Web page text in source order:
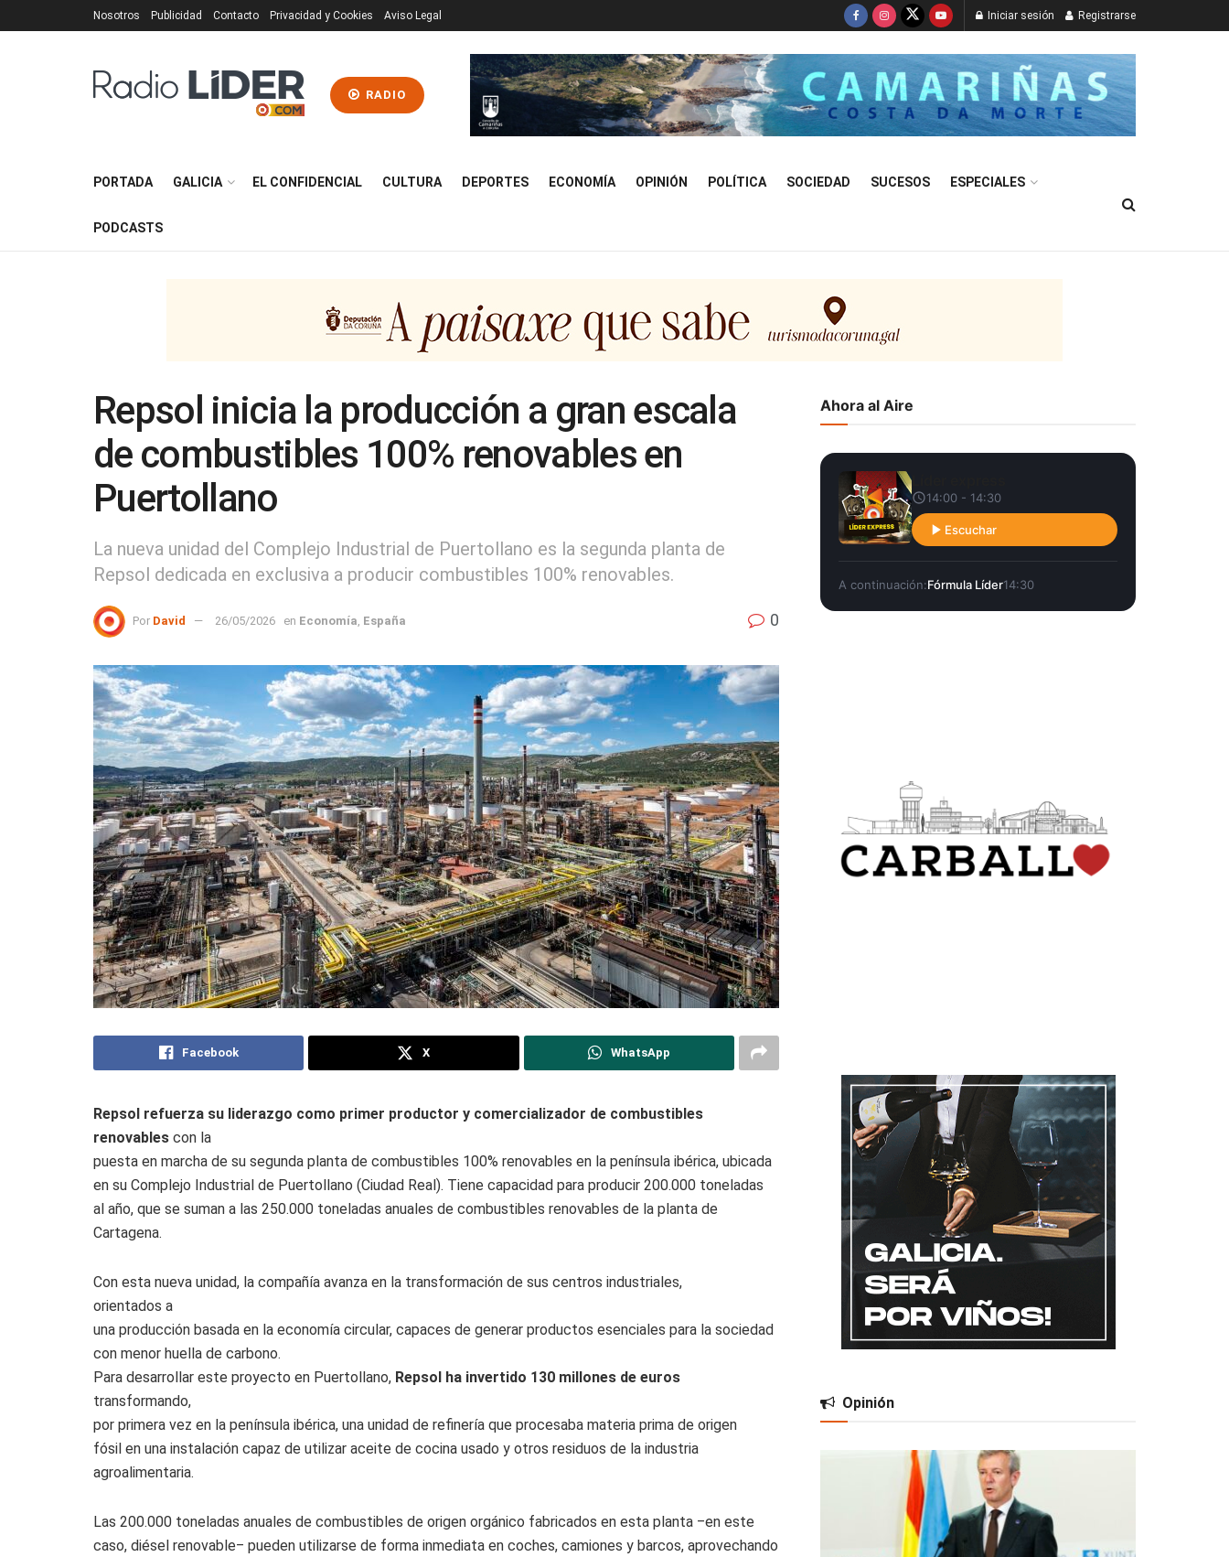
Nosotros Publicidad Contacto Privacidad y Cookies Aviso Legal Iniciar sesión Registrarse
RADIO
PORTADA GALICIA EL CONFIDENCIAL CULTURA DEPORTES ECONOMÍA OPINIÓN POLÍTICA SOCIEDAD SUCESOS ESPECIALES
PODCASTS
Repsol inicia la producción a gran escala
de combustibles 100% renovables en
Puertollano
La nueva unidad del Complejo Industrial de Puertollano es la segunda planta de
Repsol dedicada en exclusiva a producir combustibles 100% renovables.
Por David 26/05/2026 en Economía España 0
Facebook X WhatsApp
Repsol refuerza su liderazgo como primer productor y comercializador de combustibles
renovables con la
puesta en marcha de su segunda planta de combustibles 100% renovables en la península ibérica, ubicada
en su Complejo Industrial de Puertollano (Ciudad Real). Tiene capacidad para producir 200.000 toneladas
al año, que se suman a las 250.000 toneladas anuales de combustibles renovables de la planta de
Cartagena.
Con esta nueva unidad, la compañía avanza en la transformación de sus centros industriales,
orientados a
una producción basada en la economía circular, capaces de generar productos esenciales para la sociedad
con menor huella de carbono.
Para desarrollar este proyecto en Puertollano, Repsol ha invertido 130 millones de euros
transformando,
por primera vez en la península ibérica, una unidad de refinería que procesaba materia prima de origen
fósil en una instalación capaz de utilizar aceite de cocina usado y otros residuos de la industria
agroalimentaria.
Las 200.000 toneladas anuales de combustibles de origen orgánico fabricados en esta planta ‒en este
caso, diésel renovable‒ pueden utilizarse de forma inmediata en coches, camiones y barcos, aprovechando
Ahora al Aire
14:00 - 14:30
Escuchar
A continuación:Fórmula Líder14:30
Opinión